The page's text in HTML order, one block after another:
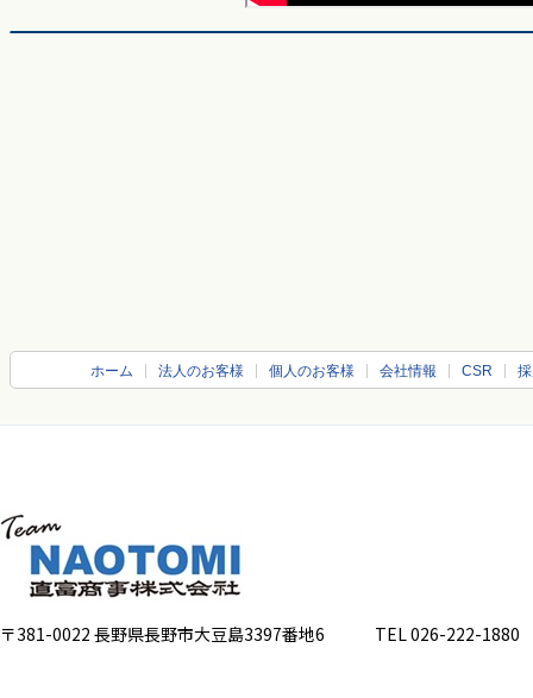
ホーム 法人のお客様 個人のお客様 会社情報 CSR
〒381-0022 長野県長野市大豆島3397番地6 TEL 026-222-1880